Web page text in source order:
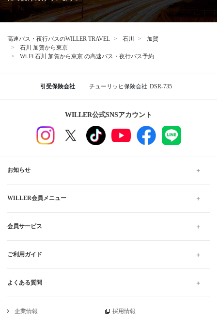
高速バス・夜行バスのWILLER TRAVEL 石川
加賀
石川 加賀から東京
Wi-Fi 石川 加賀から東京 の高速バス・夜行バス予約
引受保険会社 チューリッヒ保険会社 DSR-735
WILLER公式SNSアカウント
お知らせ
WILLER会員メニュー
会員サービス
ご利用ガイド
よくある質問
企業情報 採用情報